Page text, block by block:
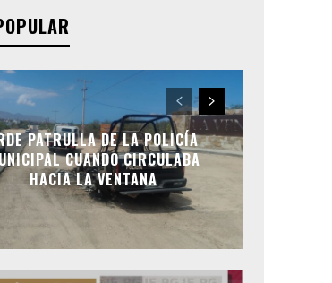
PATRULLA DE LA POLICÍA
CUANDO CIRCULABA
HACIA LA VENTANA